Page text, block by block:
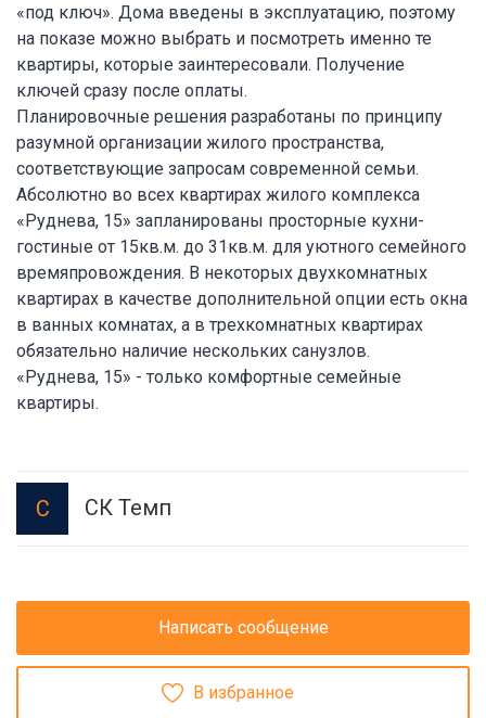
«под ключ». Дома введены в эксплуатацию, поэтому
на показе можно выбрать и посмотреть именно те
квартиры, которые заинтересовали. Получение
ключей сразу после оплаты.
Планировочные решения разработаны по принципу
разумной организации жилого пространства,
соответствующие запросам современной семьи.
Абсолютно во всех квартирах жилого комплекса
«Руднева, 15» запланированы просторные кухни-
гостиные от 15кв.м. до 31кв.м. для уютного семейного
времяпровождения. В некоторых двухкомнатных
квартирах в качестве дополнительной опции есть окна
в ванных комнатах, а в трехкомнатных квартирах
обязательно наличие нескольких санузлов.
«Руднева, 15» - только комфортные семейные
квартиры.
С СК Темп
Написать сообщение
В избранное